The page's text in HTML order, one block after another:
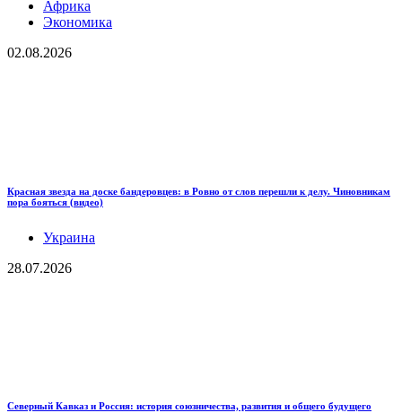
Африка
Экономика
02.08.2026
Красная звезда на доске бандеровцев: в Ровно от слов перешли к делу. Чиновникам
пора бояться (видео)
Украина
28.07.2026
Северный Кавказ и Россия: история союзничества, развития и общего будущего